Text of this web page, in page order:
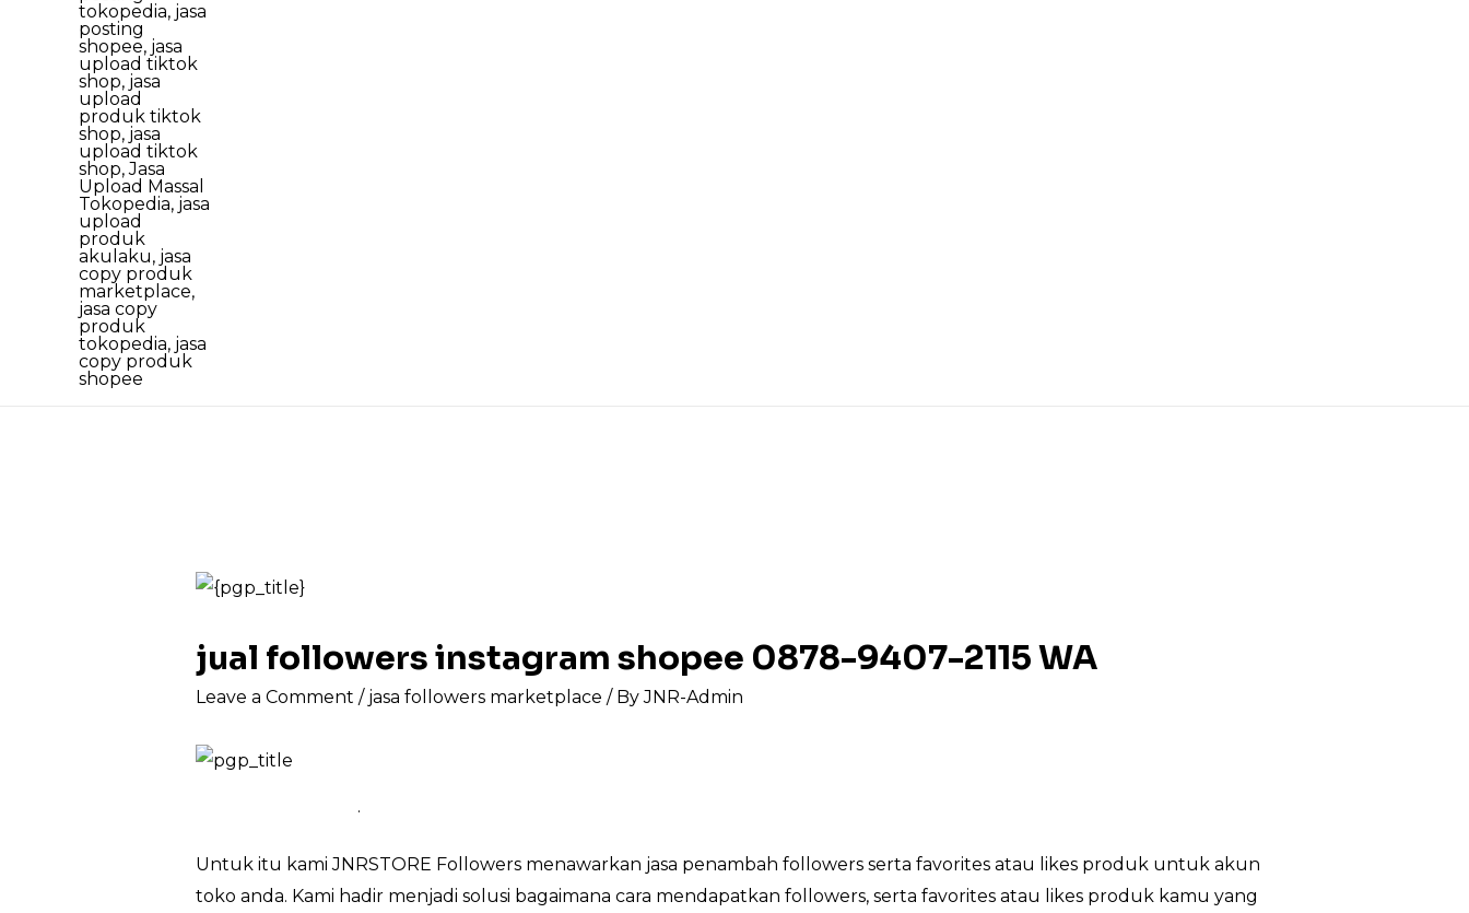
jual followers instagram shopee 0878-9407-2115 WA
Leave a Comment / jasa followers marketplace / ByJNR-Admin
.
Untuk itu kami JNRSTORE Followers menawarkan jasa penambah followers serta favorites atau likes produk untuk akun
toko anda. Kami hadir menjadi solusi bagaimana cara mendapatkan followers, serta favorites atau likes produk kamu yang